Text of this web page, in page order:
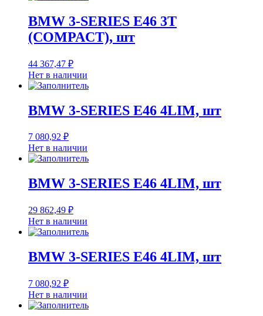
BMW 3-SERIES E46 3T
(COMPACT), шт
44 367,47 ₽
Нет в наличии
BMW 3-SERIES E46 4LIM, шт
7 080,92 ₽
Нет в наличии
BMW 3-SERIES E46 4LIM, шт
29 862,49 ₽
Нет в наличии
BMW 3-SERIES E46 4LIM, шт
7 080,92 ₽
Нет в наличии